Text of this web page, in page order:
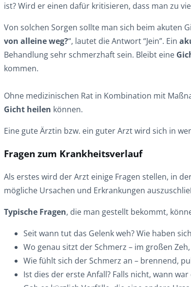
ist? Wird er einen dafür kritisieren, dass man zu
Von solchen Sorgen sollte man sich beim akuten
von alleine weg?“, lautet die Antwort “Jein”. Ein
Behandlung sehr schmerzhaft sein. Bleibt eine
kommen.
Ohne medizinischen Rat in Kombination mit
Gicht heilen können.
Eine gute Ärztin bzw. ein guter Arzt wird sich in
Fragen zum Krankheitsverlauf
Als erstes wird der Arzt einige Fragen stellen, in
mögliche Ursachen und Erkrankungen
Typische Fragen, die man gestellt bekommt,
Seit wann tut das Gelenk weh? Wie haben
Wo genau sitzt der Schmerz – im großen
Wie fühlt sich der Schmerz an – brennend,
Ist dies der erste Anfall? Falls nicht, wann